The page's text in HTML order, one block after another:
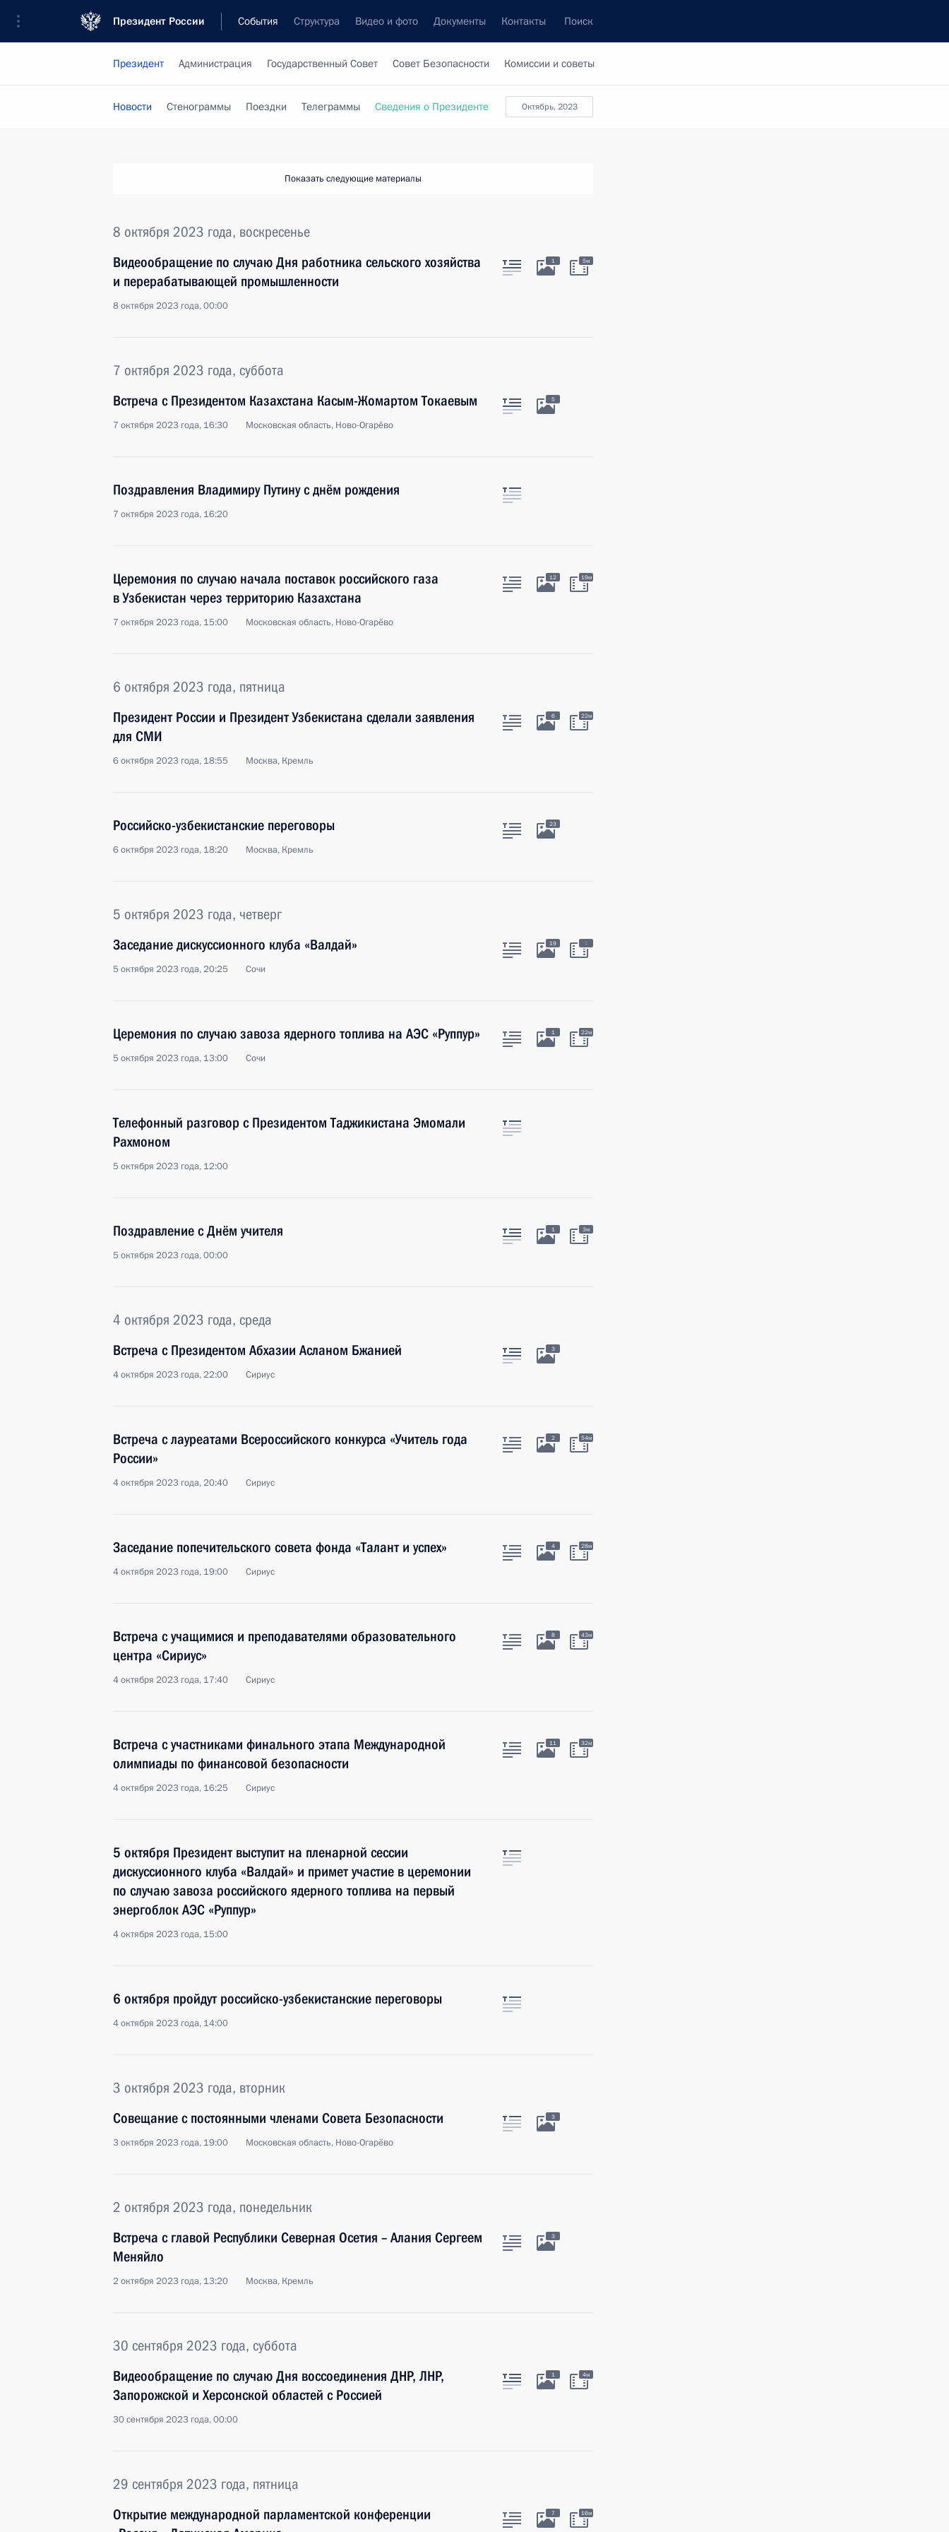
Президент России События Структура Видео и фото Документы Контакты Поиск
Президент Администрация Государственный Совет Совет Безопасности Комиссии и советы
октябрь, 2023
Новости Стенограммы Поездки Телеграммы Сведения о Президенте
Показать следующие материалы
8 октября 2023 года, воскресенье
Видеообращение по случаю Дня работника сельского хозяйства
и перерабатывающей промышленности
8 октября 2023 года, 00:00
1 5м
7 октября 2023 года, суббота
Встреча с Президентом Казахстана Касым-Жомартом Токаевым
7 октября 2023 года, 16:30 Московская область, Ново-Огарёво
5
Поздравления Владимиру Путину с днём рождения
7 октября 2023 года, 16:20
Церемония по случаю начала поставок российского газа
в Узбекистан через территорию Казахстана
7 октября 2023 года, 15:00 Московская область, Ново-Огарёво
12 19м
6 октября 2023 года, пятница
Президент России и Президент Узбекистана сделали заявления
для СМИ
6 октября 2023 года, 18:55 Москва, Кремль
6 22м
Российско-узбекистанские переговоры
6 октября 2023 года, 18:20 Москва, Кремль
23
5 октября 2023 года, четверг
Заседание дискуссионного клуба «Валдай»
5 октября 2023 года, 20:25 Сочи
19 :
Церемония по случаю завоза ядерного топлива на АЭС «Руппур»
5 октября 2023 года, 13:00 Сочи
1 22м
Телефонный разговор с Президентом Таджикистана Эмомали
Рахмоном
5 октября 2023 года, 12:00
Поздравление с Днём учителя
5 октября 2023 года, 00:00
1 3м
4 октября 2023 года, среда
Встреча с Президентом Абхазии Асланом Бжанией
4 октября 2023 года, 22:00 Сириус
3
Встреча с лауреатами Всероссийского конкурса «Учитель года
России»
4 октября 2023 года, 20:40 Сириус
2 54м
Заседание попечительского совета фонда «Талант и успех»
4 октября 2023 года, 19:00 Сириус
4 28м
Встреча с учащимися и преподавателями образовательного
центра «Сириус»
4 октября 2023 года, 17:40 Сириус
8 43м
Встреча с участниками финального этапа Международной
олимпиады по финансовой безопасности
4 октября 2023 года, 16:25 Сириус
11 32м
5 октября Президент выступит на пленарной сессии
дискуссионного клуба «Валдай» и примет участие в церемонии
по случаю завоза российского ядерного топлива на первый
энергоблок АЭС «Руппур»
4 октября 2023 года, 15:00
6 октября пройдут российско-узбекистанские переговоры
4 октября 2023 года, 14:00
3 октября 2023 года, вторник
Совещание с постоянными членами Совета Безопасности
3 октября 2023 года, 19:00 Московская область, Ново-Огарёво
3
2 октября 2023 года, понедельник
Встреча с главой Республики Северная Осетия – Алания Сергеем
Меняйло
2 октября 2023 года, 13:20 Москва, Кремль
3
30 сентября 2023 года, суббота
Видеообращение по случаю Дня воссоединения ДНР, ЛНР,
Запорожской и Херсонской областей с Россией
30 сентября 2023 года, 00:00
1 4м
29 сентября 2023 года, пятница
Открытие международной парламентской конференции
7 16м